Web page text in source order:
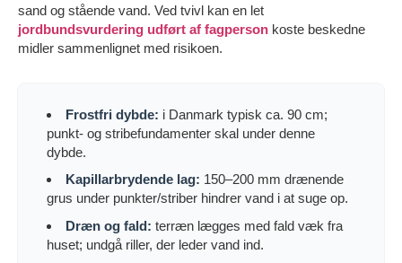
sand og stående vand. Ved tvivl kan en let
jordbundsvurdering udført af fagperson koste beskedne
midler sammenlignet med risikoen.
Frostfri dybde: i Danmark typisk ca. 90 cm;
punkt- og stribefundamenter skal under denne
dybde.
Kapillarbrydende lag: 150–200 mm drænende
grus under punkter/striber hindrer vand i at suge op.
Dræn og fald: terræn lægges med fald væk fra
huset; undgå riller, der leder vand ind.